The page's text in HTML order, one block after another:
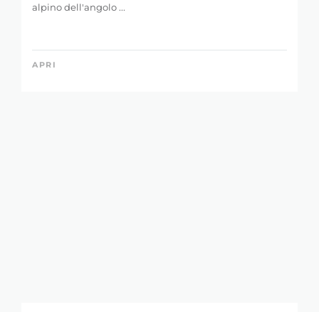
alpino dell'angolo ...
APRI